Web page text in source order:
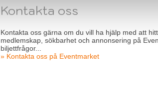
Kontakta oss
Kontakta oss gärna om du vill ha hjälp med att
medlemskap, sökbarhet och annonsering på
biljettfrågor...
» Kontakta oss på Eventmarket